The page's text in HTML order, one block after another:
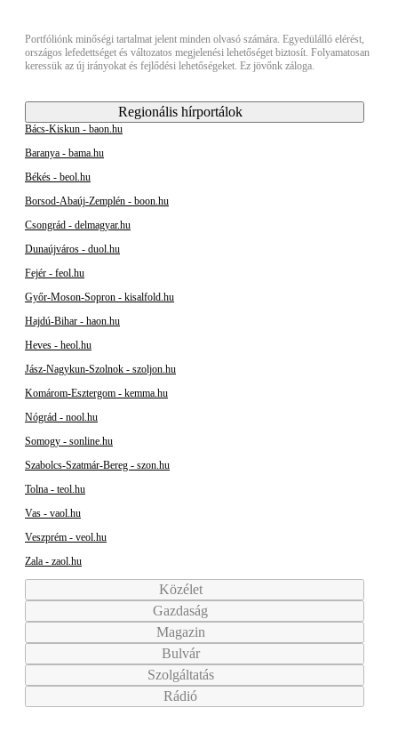
Portfóliónk minőségi tartalmat jelent minden olvasó számára. Egyedülálló elérést,
országos lefedettséget és változatos megjelenési lehetőséget biztosít. Folyamatosan
keressük az új irányokat és fejlődési lehetőségeket. Ez jövőnk záloga.
Regionális hírportálok
Bács-Kiskun - baon.hu
Baranya - bama.hu
Békés - beol.hu
Borsod-Abaúj-Zemplén - boon.hu
Csongrád - delmagyar.hu
Dunaújváros - duol.hu
Fejér - feol.hu
Győr-Moson-Sopron - kisalfold.hu
Hajdú-Bihar - haon.hu
Heves - heol.hu
Jász-Nagykun-Szolnok - szoljon.hu
Komárom-Esztergom - kemma.hu
Nógrád - nool.hu
Somogy - sonline.hu
Szabolcs-Szatmár-Bereg - szon.hu
Tolna - teol.hu
Vas - vaol.hu
Veszprém - veol.hu
Zala - zaol.hu
Közélet
Gazdaság
Magazin
Bulvár
Szolgáltatás
Rádió